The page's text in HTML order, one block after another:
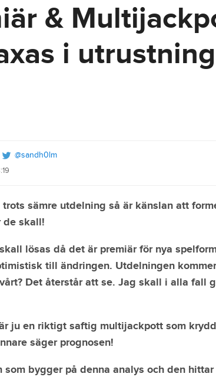
&
i
@sandh0lm
sämre utdelning så är känslan att
de skall!
lösas då det är premiär för nya
till ändringen. Utdelningen
Det återstår att se. Jag skall i alla fall
ju en riktigt saftig multijackpott som
säger prognosen!
som bygger på denna analys och den hittar